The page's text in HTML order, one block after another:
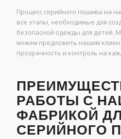
Процесс серийного пошива на
все этапы, необходимые для
безопасной одежды для детей.
можем предложить нашим
прозрачность и контроль на
РАБОТЫ С
ФАБРИКОЙ
СЕРИЙНОГО